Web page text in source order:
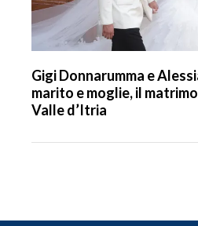
Gigi Donnarumma e
marito e moglie, il
Valle d’Itria